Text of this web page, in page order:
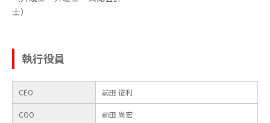
士）
執行役員
CEO 前田 征利
COO 前田 尚宏